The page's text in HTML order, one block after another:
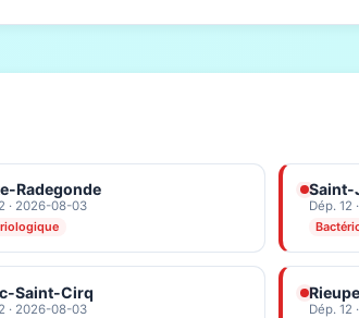
Radegonde
· 2026-08-03
Dép. 12
Saint-Cirq
· 2026-08-03
Dép. 12